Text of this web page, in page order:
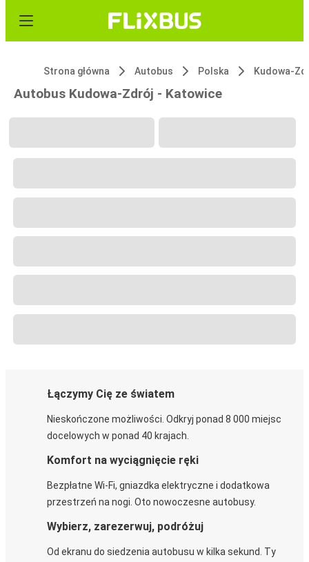
Strona główna Autobus Polska Kudowa-
Autobus Kudowa-Zdrój - Katowice
Łączymy Cię ze światem
Nieskończone możliwości. Odkryj ponad 8 000 miejsc
docelowych w ponad 40 krajach.
Komfort na wyciągnięcie ręki
Bezpłatne Wi-Fi, gniazdka elektryczne i dodatkowa
przestrzeń na nogi. Oto nowoczesne autobusy.
Wybierz, zarezerwuj, podróżuj
Od ekranu do siedzenia autobusu w kilka sekund. Ty